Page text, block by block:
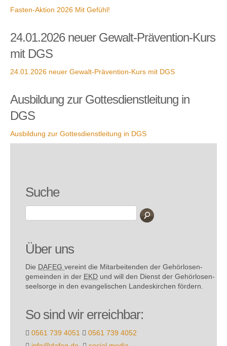
Fasten-Aktion 2026 Mit Gefühl!
24.01.2026 neuer Gewalt-Prävention-Kurs
mit DGS
24.01.2026 neuer Gewalt-Prävention-Kurs mit DGS
Ausbildung zur Gottesdienstleitung in
DGS
Ausbildung zur Gottesdienstleitung in DGS
Suche
Über uns
Die DAFEG vereint die Mitarbeitenden der Gehör­losen­
gemeinden in der EKD und will den Dienst der Gehör­losen­
seel­sorge in den evange­lischen Landes­kirchen fördern.
So sind wir erreichbar:
0561 739 4051
0561 739 4052